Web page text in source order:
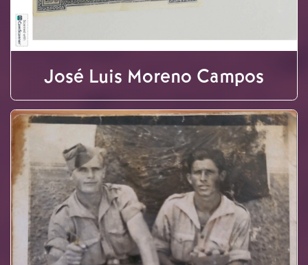
José Luis Moreno Campos